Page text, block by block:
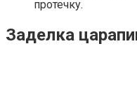
протечку.
Заделка